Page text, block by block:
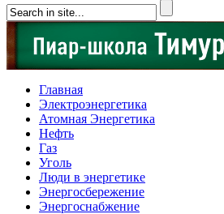
Главная
Электроэнергетика
Атомная Энергетика
Нефть
Газ
Уголь
Люди в энергетике
Энергосбережение
Энергоснабжение